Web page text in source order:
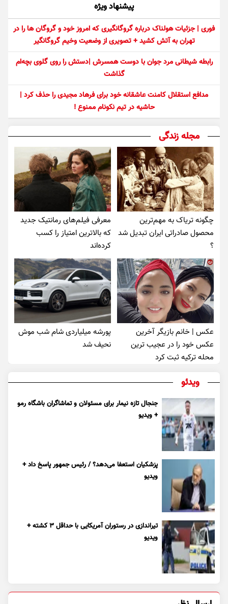
پیشنهاد ویژه
فوری | جزئیات هولناک درباره گروگانگیری که امروز خود و گروگان ها را در
تهران به آتش کشید + تصویری از وضعیت وخیم گروگانگیر
رابطه شیطانی مرد جوان با دوست همسرش |دستش را روی گلوی بچه‌ام
گذاشت
مدافع استقلال کامنت عاشقانه خود برای فرهاد مجیدی را حذف کرد |
حاشیه در تیم نکونام ممنوع !
مجله زندگی
چگونه تریاک به مهم‌ترین
محصول صادراتی ایران تبدیل شد
؟
معرفی فیلم‌های رمانتیک جدید
که بالاترین امتیاز را کسب
کرده‌اند
عکس | خانم بازیگر آخرین
عکس خود را در عجیب ترین
محله ترکیه ثبت کرد
پورشه میلیاردی شام شب موش‌
نحیف شد
ویدئو
جنجال تازه نیمار برای مسئولان و تماشاگران باشگاه رمو
+ ویدیو
پزشکیان استعفا می‌دهد؟ / رئیس جمهور پاسخ داد +
ویدیو
تیراندازی در رستوران آمریکایی با حداقل ۳ کشته +
ویدیو